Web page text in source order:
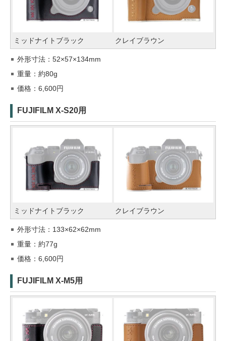
ミッドナイトブラック クレイブラウン
外形寸法：52×57×134mm
重量：約80g
価格：6,600円
FUJIFILM X-S20用
ミッドナイトブラック クレイブラウン
外形寸法：133×62×62mm
重量：約77g
価格：6,600円
FUJIFILM X-M5用